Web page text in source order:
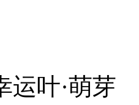
运叶·萌芽